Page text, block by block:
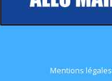
Mentions légales